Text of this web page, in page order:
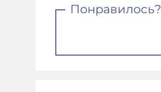
Понравилось?